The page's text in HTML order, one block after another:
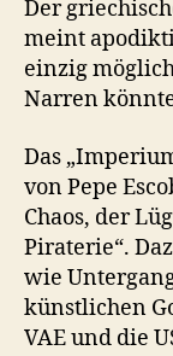
Der
meint
einzig
Narren
Das
von Pepe
Chaos, der
Piraterie“.
wie
künstlichen
VAE und die